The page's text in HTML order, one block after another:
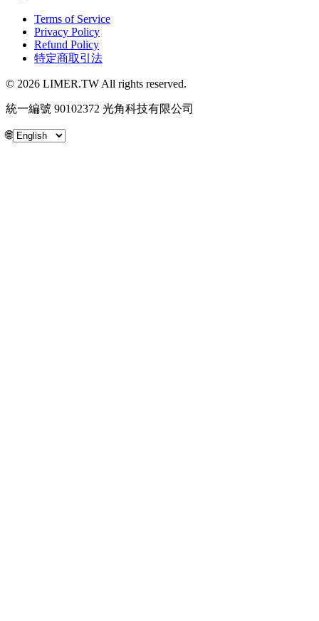
Terms of Service
Privacy Policy
Refund Policy
特定商取引法
© 2026 LIMER.TW All rights reserved.
統一編號 90102372 光角科技有限公司
🌐